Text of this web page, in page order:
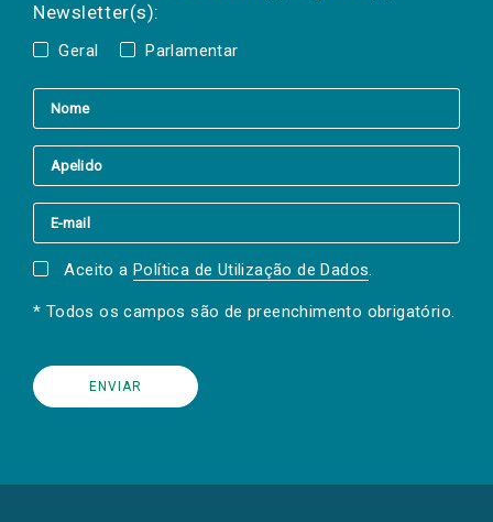
Newsletter(s):
Geral Parlamentar
Aceito a Política de Utilização de Dados.
* Todos os campos são de preenchimento obrigatório.